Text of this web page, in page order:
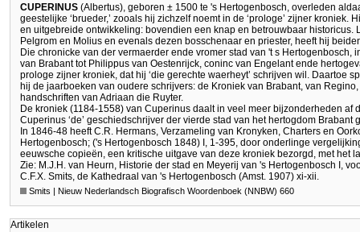
CUPERINUS (Albertus), geboren ± 1500 te 's Hertogenbosch, overleden
geestelijke ‘brueder,’ zooals hij zichzelf noemt in de ‘prologe’ zijner
en uitgebreide ontwikkeling: bovendien een knap en betrouwbaar historicus.
Pelgrom en Molius en evenals dezen bosschenaar en priester, heeft hij
Die chronicke van der vermaerder ende vromer stad van 't s Hertogenbosch,
van Brabant tot Philippus van Oestenrijck, coninc van Engelant ende
prologe zijner kroniek, dat hij ‘die gerechte waerheyt’ schrijven wil. Daartoe
hij de jaarboeken van oudere schrijvers: de Kroniek van Brabant, van
handschriften van Adriaan die Ruyter.
De kroniek (1184-1558) van Cuperinus daalt in veel meer bijzonderheden af
Cuperinus ‘de’ geschiedschrijver der vierde stad van het hertogdom Brabant
In 1846-48 heeft C.R. Hermans, Verzameling van Kronyken, Charters en
Hertogenbosch; ('s Hertogenbosch 1848) I, 1-395, door onderlinge
eeuwsche copieën, een kritische uitgave van deze kroniek bezorgd, met het
Zie: M.J.H. van Heurn, Historie der stad en Meyerij van 's Hertogenbosch I,
C.F.X. Smits, de Kathedraal van 's Hertogenbosch (Amst. 1907) xi-xii.
Smits | Nieuw Nederlandsch Biografisch Woordenboek (NNBW) 660
Artikelen